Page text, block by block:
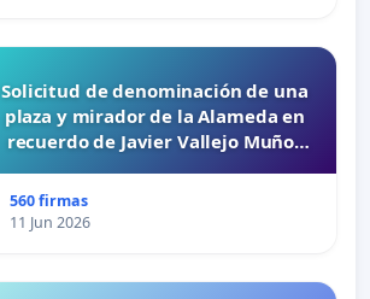
Solicitud de denominación de una
plaza y mirador de la Alameda en
recuerdo de Javier Vallejo Muñoz
560 firmas
11 Jun 2026